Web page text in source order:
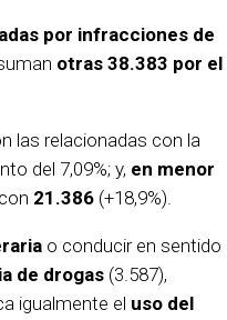
por infracciones de
otras 38.383 por el
las relacionadas con la
del 7,09%; y, en menor
21.386 (+18,9%).
o conducir en sentido
de drogas (3.587),
igualmente el uso del